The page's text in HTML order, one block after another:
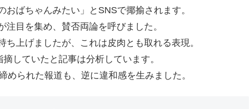
ばちゃんみたい」とSNSで揶揄されます。
目を集め、賛否両論を呼びました。
上げましたが、これは皮肉とも取れる表現。
していたと記事は分析しています。
られた報道も、逆に違和感を生みました。